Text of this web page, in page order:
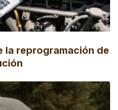
la reprogramación de